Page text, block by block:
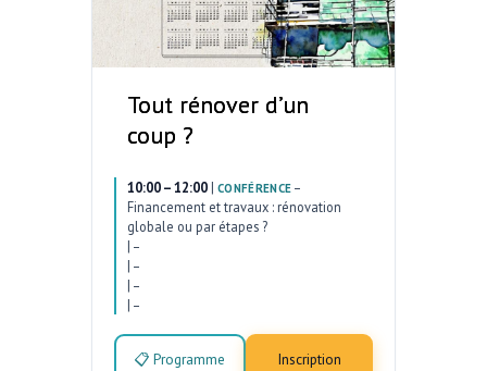
Tout rénover d’un
coup ?
10:00 – 12:00 | CONFÉRENCE –
Financement et travaux : rénovation
globale ou par étapes ?
| –
| –
| –
| –
📋 Programme Inscription